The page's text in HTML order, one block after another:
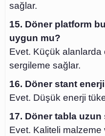
sağlar.
15. Döner platform
uygun mu?
Evet. Küçük alanlarda
sergileme sağlar.
16. Döner stant
Evet. Düşük enerji
17. Döner tabla
Evet. Kaliteli